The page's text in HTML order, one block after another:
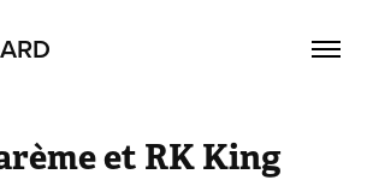
et RK King